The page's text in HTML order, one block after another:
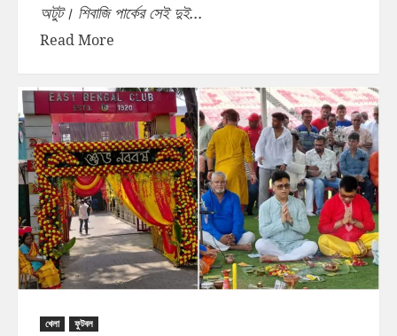
অটুট। শিবাজি পার্কের সেই দুই...
Read More
খেলা ফুটবল